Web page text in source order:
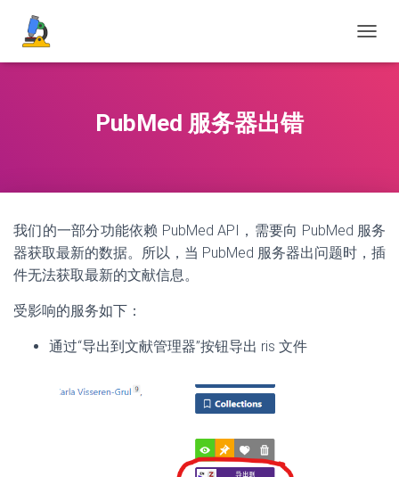
换
PubMed 服务器出错
我们的一部分功能依赖 PubMed API，需要向 PubMed 服务
器获取最新的数据。所以，当 PubMed 服务器出问题时，插
件无法获取最新的文献信息。
受影响的服务如下：
通过“导出到文献管理器”按钮导出 ris 文件